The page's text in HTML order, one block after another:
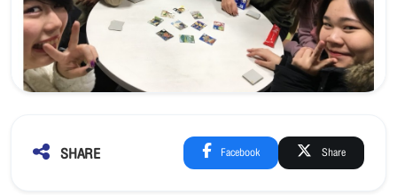
SHARE Facebook Share